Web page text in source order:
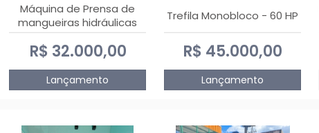
Máquina de Prensa de
mangueiras hidráulicas
PE50TF - 2017
R$ 32.000,00
Lançamento
Trefila Monobloco - 60 HP
R$ 45.000,00
Lançamento